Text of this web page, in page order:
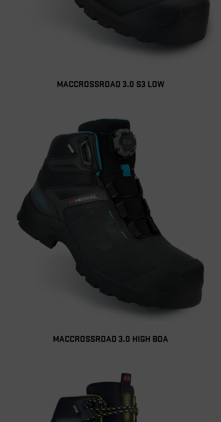
MACCROSSROAD 3.0 S3 LOW
MACCROSSROAD 3.0 HIGH BOA